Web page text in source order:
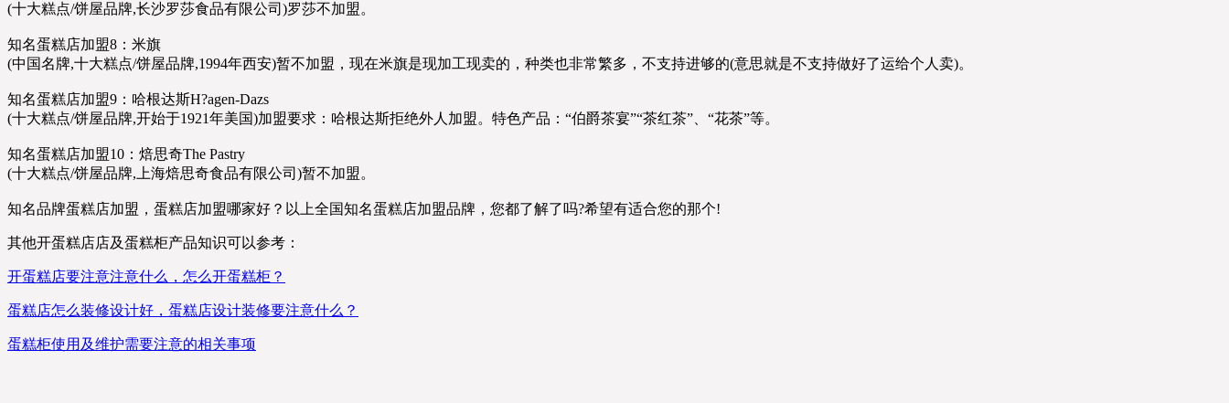
(十大糕点/饼屋品牌,长沙罗莎食品有限公司)罗莎不加盟。
知名蛋糕店加盟8：米旗
(中国名牌,十大糕点/饼屋品牌,1994年西安)暂不加盟，现在米旗是现加工现卖的，种类也非常繁多，不支持进够的(意思就是不支持做好了运给个人卖)。
知名蛋糕店加盟9：哈根达斯H?agen-Dazs
(十大糕点/饼屋品牌,开始于1921年美国)加盟要求：哈根达斯拒绝外人加盟。特色产品：“伯爵茶宴”“茶红茶”、“花茶”等。
知名蛋糕店加盟10：焙思奇The Pastry
(十大糕点/饼屋品牌,上海焙思奇食品有限公司)暂不加盟。
知名品牌蛋糕店加盟，蛋糕店加盟哪家好？以上全国知名蛋糕店加盟品牌，您都了解了吗?希望有适合您的那个!
其他开蛋糕店店及蛋糕柜产品知识可以参考：
开蛋糕店要注意注意什么，怎么开蛋糕柜？
蛋糕店怎么装修设计好，蛋糕店设计装修要注意什么？
蛋糕柜使用及维护需要注意的相关事项